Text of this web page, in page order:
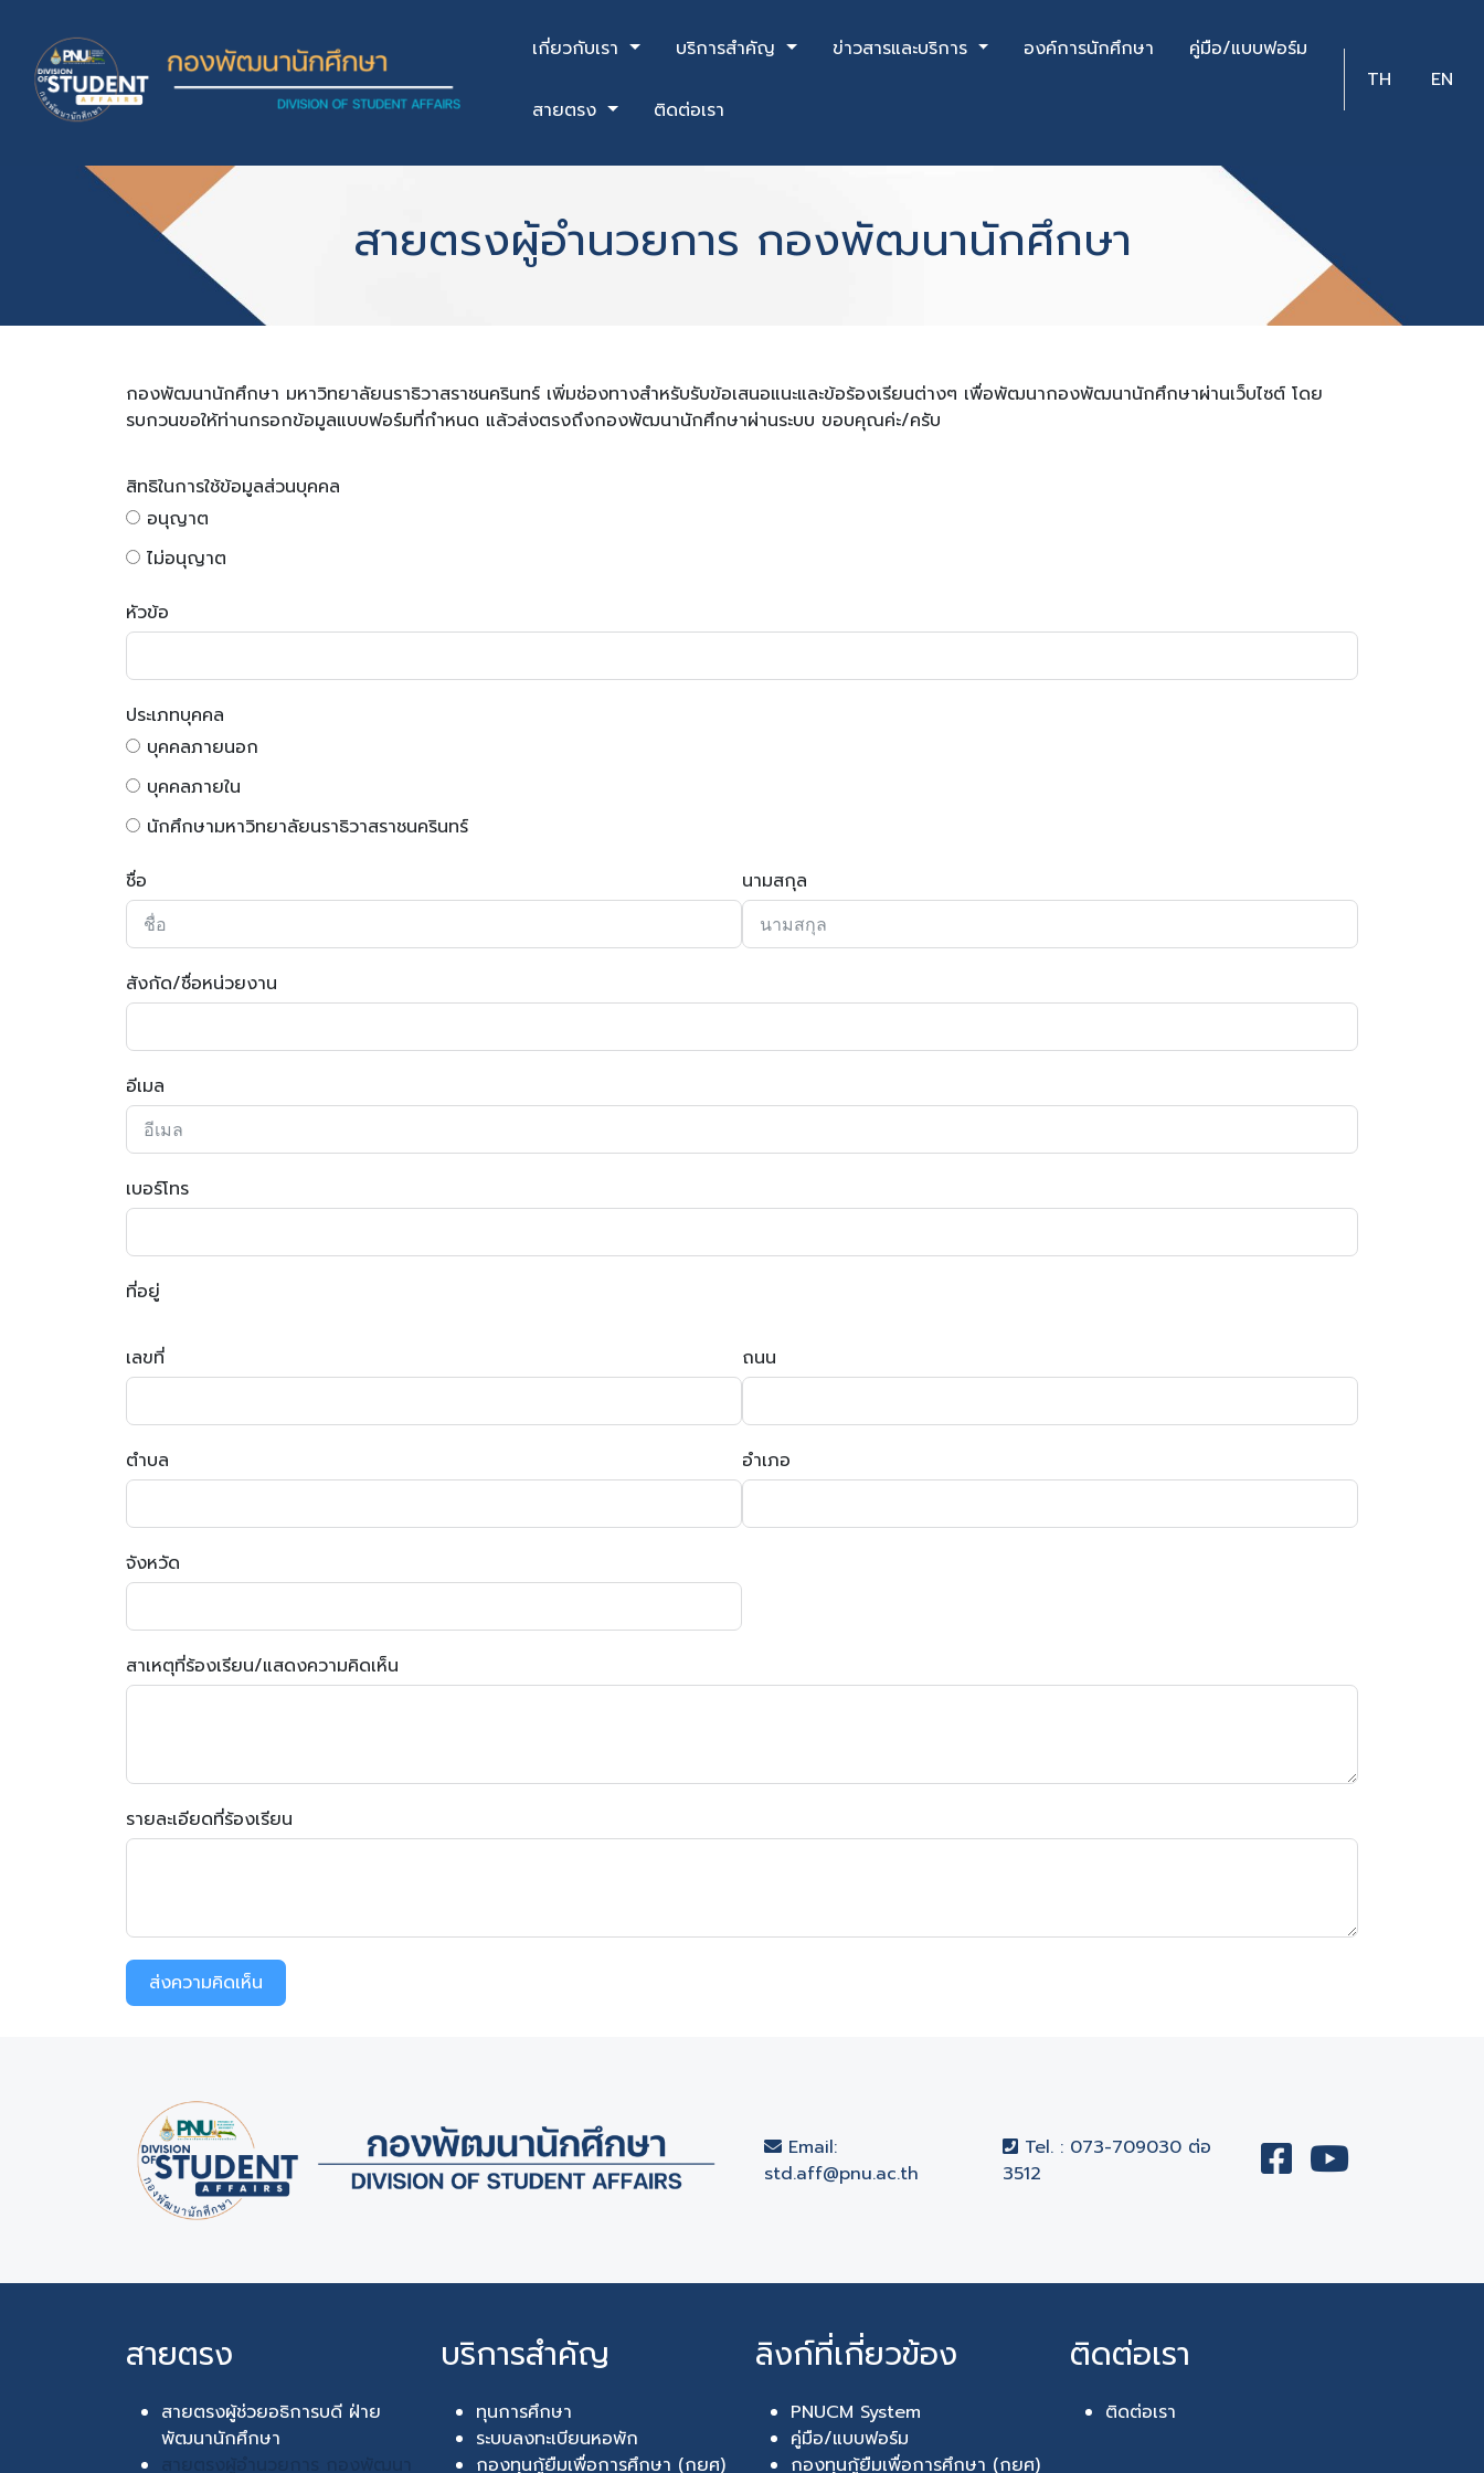
เกี่ยวกับเรา
บริการสำคัญ ข่าวสารและบริการ องค์การนักศึกษา คู่มือ/แบบฟอร์ม
สายตรง ติดต่อเรา
TH EN
สายตรงผู้อำนวยการ กองพัฒนานักศึกษา
กองพัฒนานักศึกษา มหาวิทยาลัยนราธิวาสราชนครินทร์ เพิ่มช่องทางสำหรับรับข้อเสนอแนะและข้อร้องเรียนต่างๆ เพื่อพัฒนากองพัฒนานักศึกษาผ่านเว็บไซต์ โดย
รบกวนขอให้ท่านกรอกข้อมูลแบบฟอร์มที่กำหนด แล้วส่งตรงถึงกองพัฒนานักศึกษาผ่านระบบ ขอบคุณค่ะ/ครับ
สิทธิในการใช้ข้อมูลส่วนบุคคล
อนุญาต
ไม่อนุญาต
หัวข้อ
ประเภทบุคคล
บุคคลภายนอก
บุคคลภายใน
นักศึกษามหาวิทยาลัยนราธิวาสราชนครินทร์
ชื่อ นามสกุล
สังกัด/ชื่อหน่วยงาน
อีเมล
เบอร์โทร
ที่อยู่
เลขที่ ถนน
ตำบล อำเภอ
จังหวัด
สาเหตุที่ร้องเรียน/แสดงความคิดเห็น
รายละเอียดที่ร้องเรียน
ส่งความคิดเห็น
Email:
std.aff@pnu.ac.th
Tel. : 073-709030 ต่อ
3512
สายตรง
สายตรงผู้ช่วยอธิการบดี ฝ่าย
พัฒนานักศึกษา
บริการสำคัญ
ทุนการศึกษา
ระบบลงทะเบียนหอพัก
กองทุนกู้ยืมเพื่อการศึกษา (กยศ)
ลิงก์ที่เกี่ยวข้อง
PNUCM System
คู่มือ/แบบฟอร์ม
กองทุนกู้ยืมเพื่อการศึกษา (กยศ)
ติดต่อเรา
ติดต่อเรา